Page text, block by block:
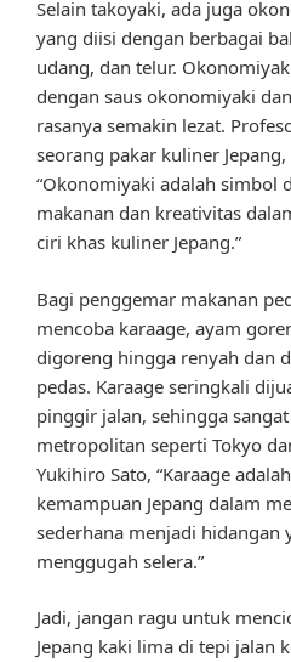
Selain takoyaki, ada juga
yang diisi dengan berbagai
udang, dan telur.
dengan saus okonomiyaki
rasanya semakin lezat.
seorang pakar kuliner
“Okonomiyaki adalah simbol
makanan dan kreativitas
ciri khas kuliner Jepang.”
Bagi penggemar makanan
mencoba karaage, ayam
digoreng hingga renyah dan
pedas. Karaage seringkali
pinggir jalan, sehingga
metropolitan seperti Tokyo
Yukihiro Sato, “Karaage
kemampuan Jepang dalam
sederhana menjadi hidangan
menggugah selera.”
Jadi, jangan ragu untuk
Jepang kaki lima di tepi jalan